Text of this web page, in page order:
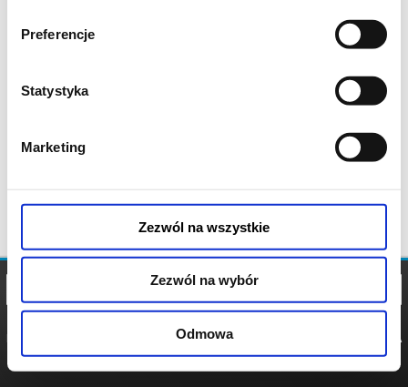
Preferencje
Statystyka
Marketing
Zezwól na wszystkie
Zezwól na wybór
Odmowa
POLITYKA
POLITYKA